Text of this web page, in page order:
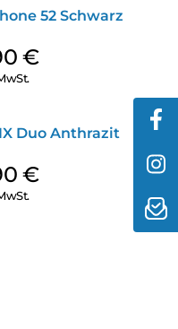
52 Schwarz
€
Duo Anthrazit
€